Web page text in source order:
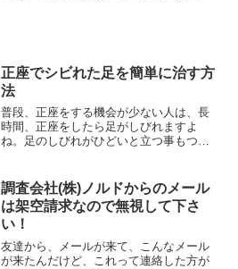
正座でシビれた足を簡単に治す方
法
普段、正座をする機会が少ない人は、長
時間、正座をしたら足がしびれますよ
ね。足のしびれがひどいと立つ事もつら
日、お葬式の際に、30分ほど正座をしな
いと行けない状況になりまし...
調査会社(株)ノルドからのメール
は架空請求なので無視して下さ
い！
友達から、メールが来て、こんなメール
が来たんだけど、これって連絡した方が